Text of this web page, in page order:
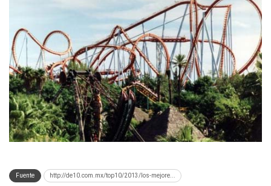
Fuente http://de10.com.mx/top10/2013/los-mejore...